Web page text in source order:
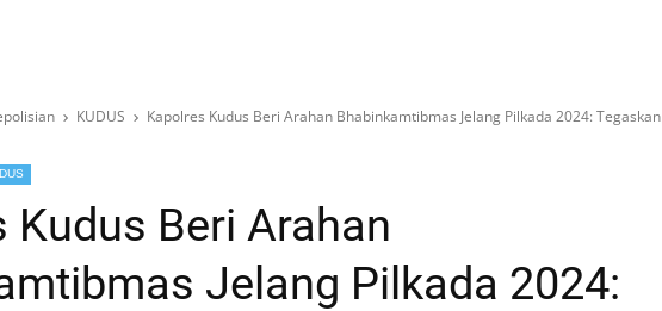
KUDUS
Kapolres Kudus Beri Arahan Bhabinkamtibmas Jelang Pilkada 2024: Tegaskan
Kudus Beri Arahan
Jelang Pilkada 2024: